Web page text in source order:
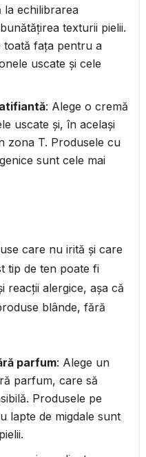
la echilibrarea
texturii pielii.
toată fața pentru a
uscate și cele
: Alege o cremă
uscate și, în același
zona T. Produsele cu
sunt cele mai
care nu irită și care
tip de ten poate fi
reacții alergice, așa că
blânde, fără
parfum: Alege un
parfum, care să
Produsele pe
lapte de migdale sunt